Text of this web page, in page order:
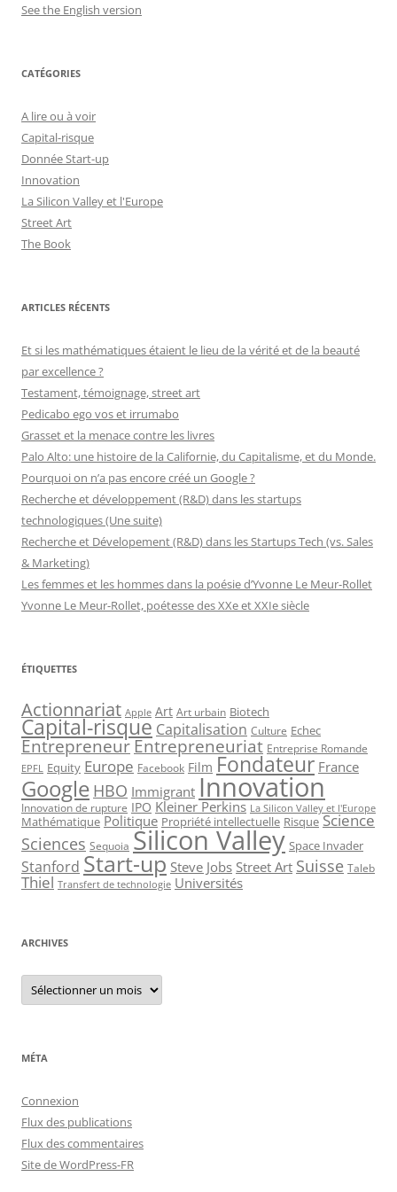
See the English version
CATÉGORIES
A lire ou à voir
Capital-risque
Donnée Start-up
Innovation
La Silicon Valley et l'Europe
Street Art
The Book
ARTICLES RÉCENTS
Et si les mathématiques étaient le lieu de la vérité et de la beauté
par excellence ?
Testament, témoignage, street art
Pedicabo ego vos et irrumabo
Grasset et la menace contre les livres
Palo Alto: une histoire de la Californie, du Capitalisme, et du Monde.
Pourquoi on n’a pas encore créé un Google ?
Recherche et développement (R&D) dans les startups
technologiques (Une suite)
Recherche et Dévelopement (R&D) dans les Startups Tech (vs. Sales
& Marketing)
Les femmes et les hommes dans la poésie d’Yvonne Le Meur-Rollet
Yvonne Le Meur-Rollet, poétesse des XXe et XXIe siècle
ÉTIQUETTES
Actionnariat Apple Art Art urbain Biotech
Capital-risque Capitalisation Culture Echec
EntrepreneurEntrepreneuriat Entreprise Romande
EPFL Equity Europe Facebook Film Fondateur France
Google HBO Immigrant Innovation
Innovation de rupture IPO Kleiner Perkins La Silicon Valley et l'Europe
Mathématique Politique Propriété intellectuelle Risque Science
Sciences Sequoia Silicon Valley Space Invader
Stanford Start-up Steve Jobs Street Art Suisse Taleb
Thiel Transfert de technologie Universités
ARCHIVES
Archives
MÉTA
Connexion
Flux des publications
Flux des commentaires
Site de WordPress-FR